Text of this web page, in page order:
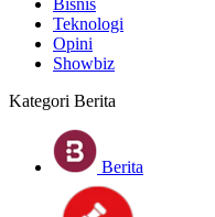
Bisnis
Teknologi
Opini
Showbiz
Kategori Berita
Berita